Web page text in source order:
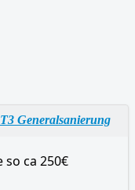
Generalsanierung
so ca 250€